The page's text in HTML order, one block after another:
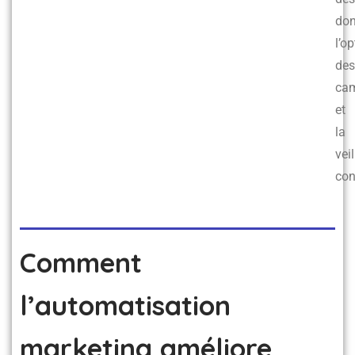
des
et
la
Comment
l’automatisation